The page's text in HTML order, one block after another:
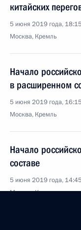
китайских
5 июня 2019 года, 18:15
Москва, Кремль
Начало
в расширенном
5 июня 2019 года, 16:15
Москва, Кремль
Начало
составе
5 июня 2019 года, 14:45
Москва, Кремль